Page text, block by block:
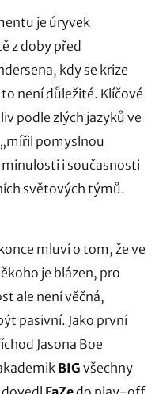
je úryvek
z doby před
kdy se krize
není důležité. Klíčové
podle zlých jazyků ve
pomyslnou
minulosti i současnosti
světových týmů.
mluví o tom, že ve
je blázen, pro
ale není věčná,
pasivní. Jako první
Jasona Boe
BIG všechny